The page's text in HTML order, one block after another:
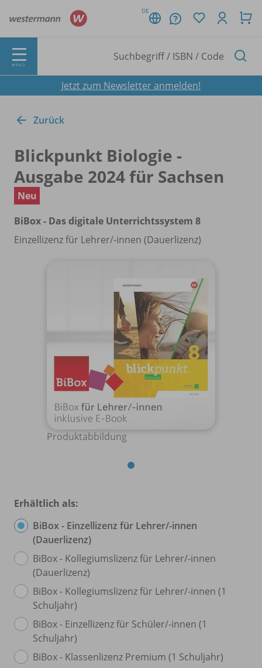
DE
MENÜ
Jetzt zum Newsletter anmelden!
Zurück
Blickpunkt Biologie -
Ausgabe 2024 für Sachsen
Neu
BiBox - Das digitale Unterrichtssystem 8
Einzellizenz für Lehrer/-innen (Dauerlizenz)
Produktabbildung
Erhältlich als:
BiBox - Einzellizenz für Lehrer/-innen
(Dauerlizenz)
BiBox - Kollegiumslizenz für Lehrer/-innen
(Dauerlizenz)
BiBox - Kollegiumslizenz für Lehrer/-innen (1
Schuljahr)
BiBox - Einzellizenz für Schüler/-innen (1
Schuljahr)
BiBox - Klassenlizenz Premium (1 Schuljahr)